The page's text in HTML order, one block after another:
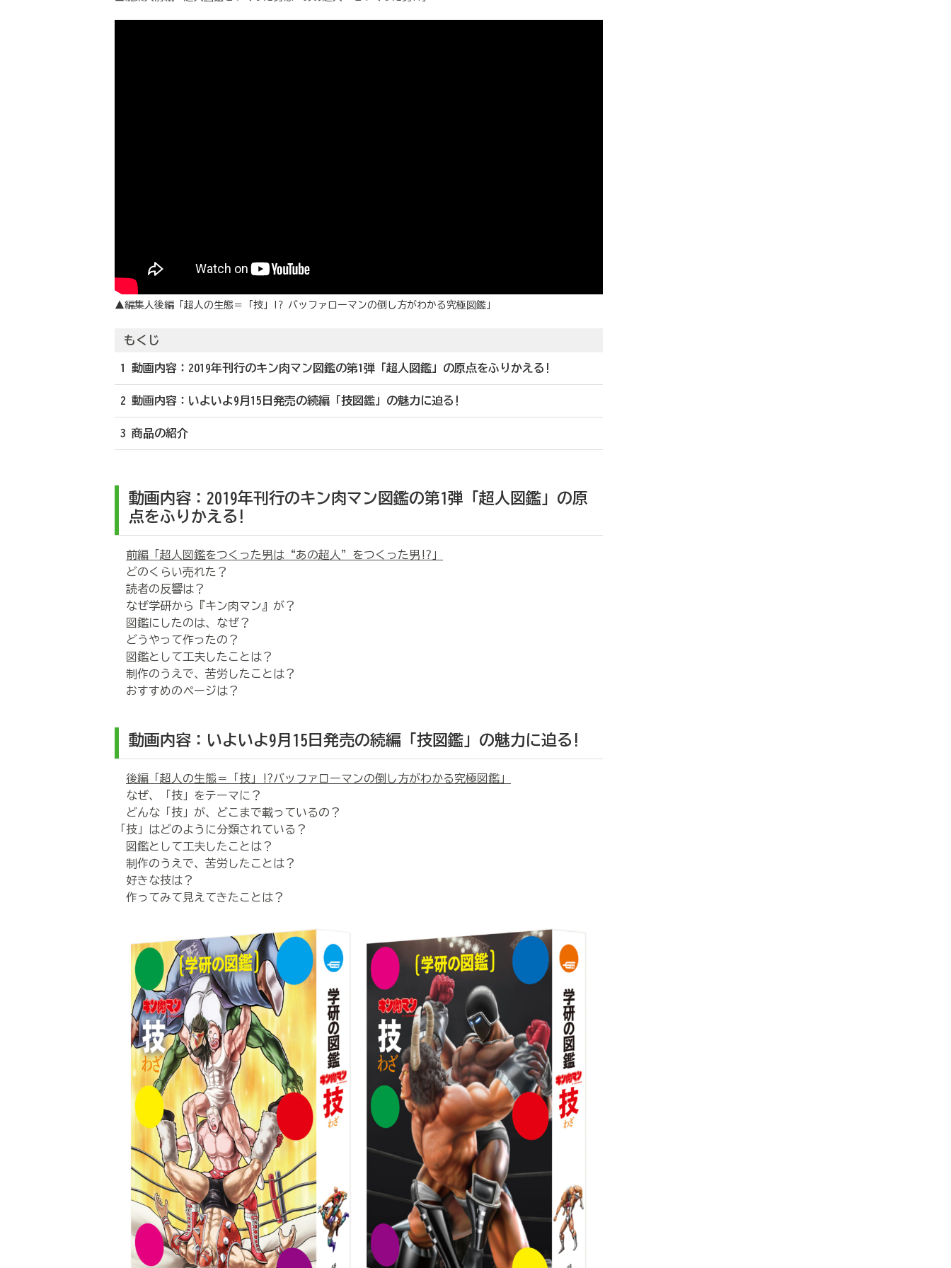
▲編集人後編「超人の生態＝「技」!? バッファローマンの倒し方がわかる究極図鑑」
もくじ
1 動画内容：2019年刊行のキン肉マン図鑑の第1弾「超人図鑑」の原点をふりかえる!
2 動画内容：いよいよ9月15日発売の続編「技図鑑」の魅力に迫る!
3 商品の紹介
動画内容： 2019年刊行のキン肉マン図鑑の第1弾「超人図鑑」の原
点をふりかえる!
前編「超人図鑑をつくった男は“あの超人”をつくった男!?」
どのくらい売れた？
読者の反響は？
なぜ学研から『キン肉マン』が？
図鑑にしたのは、なぜ？
どうやって作ったの？
図鑑として工夫したことは？
制作のうえで、苦労したことは？
おすすめのページは？
動画内容： いよいよ9月15日発売の続編「技図鑑」の魅力に迫る !
後編「超人の生態＝「技」!?バッファローマンの倒し方がわかる究極図鑑」
なぜ、「技」をテーマに？
どんな「技」が、どこまで載っているの？
「技」はどのように分類されている？
図鑑として工夫したことは？
制作のうえで、苦労したことは？
好きな技は？
作ってみて見えてきたことは？